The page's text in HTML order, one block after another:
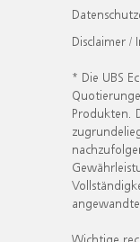
Disclaimer /
* Die UBS
Produkten.